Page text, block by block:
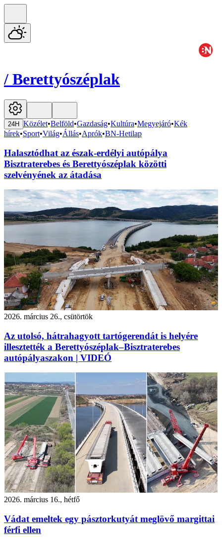
/ Berettyószéplak
24H Közélet•Belföld•Gazdaság•Kultúra•Megyejáró•Kék
hírek•Sport•Világ•Állás•Aprók•BN-Hetilap
Halasztódhat az észak-erdélyi autópálya
Bisztraterebes és Berettyószéplak közötti
szelvényének az átadása
2026. március 26., csütörtök
Az utolsó, hátrahagyott tartógerendát is helyére
illesztették a Berettyószéplak–Bisztraterebes
autópályaszakon | VIDEÓ
2026. március 16., hétfő
Vádat emeltek egy pásztorkutyát meglövő margittai
férfi ellen